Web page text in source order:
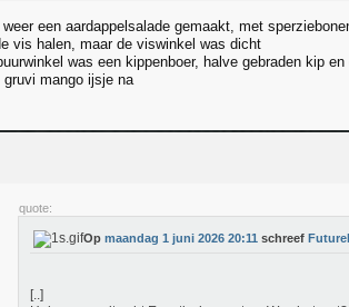
weer een aardappelsalade gemaakt, met
vis halen, maar de viswinkel was dicht
was een kippenboer, halve gebraden kip
gruvi mango ijsje na
quote:
Op maandag 1 juni 2026 20:11 schreef
[..]